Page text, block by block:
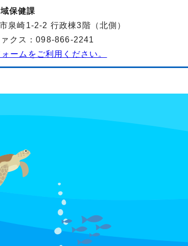
保健課
崎1-2-2 行政棟3階（北側）
クス：098-866-2241
ームをご利用ください。